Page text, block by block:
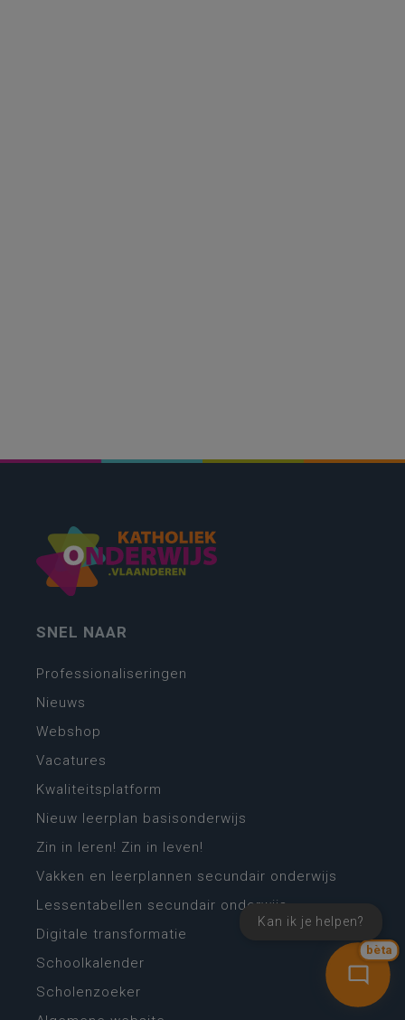
bèta
Kan ik je helpen?
SNEL NAAR
Professionaliseringen
Nieuws
Webshop
Vacatures
Kwaliteitsplatform
Nieuw leerplan basisonderwijs
Zin in leren! Zin in leven!
Vakken en leerplannen secundair onderwijs
Lessentabellen secundair onderwijs
Digitale transformatie
Schoolkalender
Scholenzoeker